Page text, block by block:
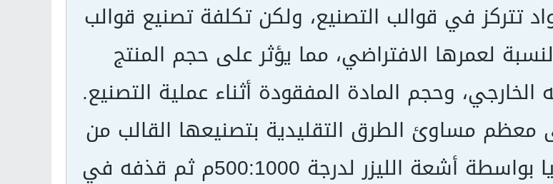
تتركز في قوالب التصنيع، ولكن تكلفة تصنيع قوالب
لعمرها الافتراضي، مما يؤثر على حجم المنتج
وحجم المادة المفقودة أثناء عملية التصنيع.
معظم مساوئ الطرق التقليدية بتصنيعها القالب من
الحديد ومعالجته حراريا بواسطة أشعة الليزر لدرجة 500:1000م ثم قذفه في